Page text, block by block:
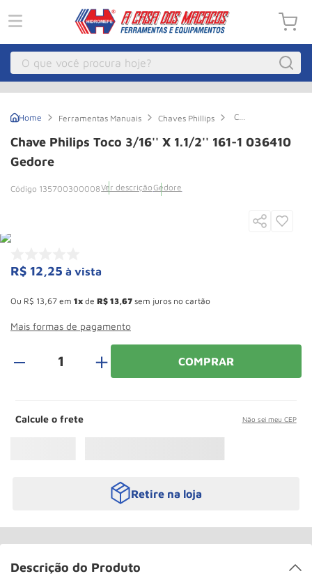
O que você procura hoje?
Ferramentas Manuais Chaves Phillips
Chave
Toco
3/16''
Chave Philips Toco 3/16'' X 1.1/2'' 161-1 036410
Gedore
135700300008Ver descriçãoGedore
R$ 12,25 à vista
Ou R$ 13 67 em 1 de R$ 13 67 sem juros no cartão
Mais formas de pagamento
＋ COMPRAR
Calcule o frete Não sei meu CEP
Retire na loja
Descrição do Produto
º Macaco Hidraulico
8 Talha
9º Rodizio
10 º Paleteira